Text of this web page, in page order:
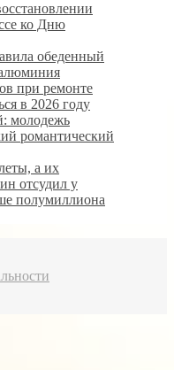
ко Дню
обеденный
при ремонте
в 2026 году
молодежь
романтический
а их
отсудил у
полумиллиона